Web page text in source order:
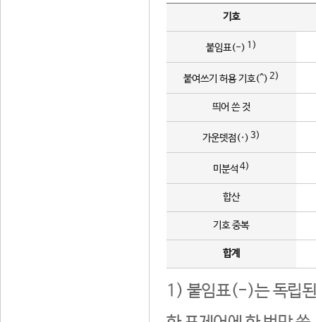
기호
붙임표(-) 1)
붙여쓰기 허용 기호(^) 2)
띄어 쓴 것
가운뎃점(·) 3)
미분석 4)
합산
기호 중복
합계
1) 붙임표(-)는 독립된